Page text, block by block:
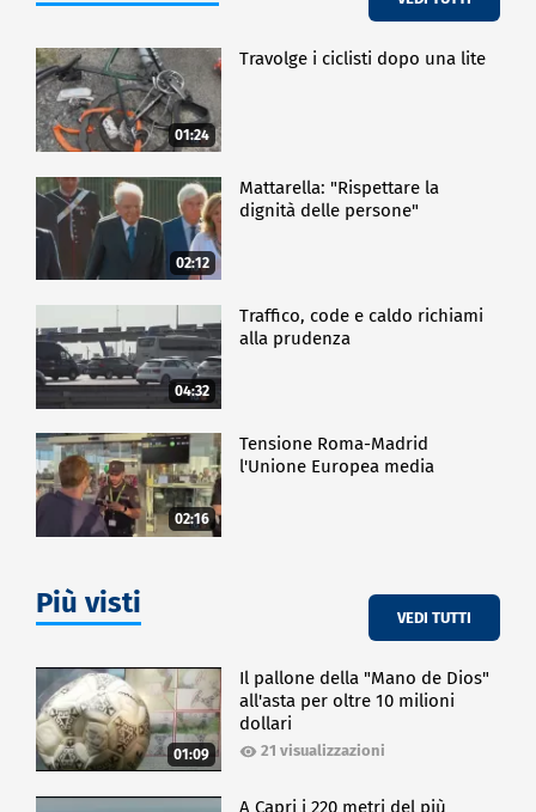
01:24
Travolge i ciclisti dopo una lite
02:12
Mattarella: "Rispettare la
dignità delle persone"
04:32
Traffico, code e caldo richiami
alla prudenza
02:16
Tensione Roma-Madrid
l'Unione Europea media
Più visti VEDI TUTTI
01:09
Il pallone della "Mano de Dios"
all'asta per oltre 10 milioni
dollari
21 visualizzazioni
A Capri i 220 metri del più